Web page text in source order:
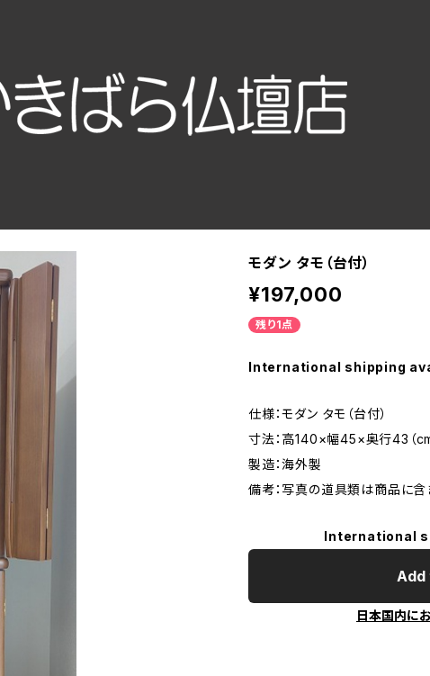
モダン タモ（台付）
¥197,000
残り1点
International shipping
仕様：モダン タモ（台付）
寸法：高140×幅45×奥行43（cm
製造：海外製
備考：写真の道具類は商品に含
International
日本国内に